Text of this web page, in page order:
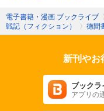
電子書籍・漫画 ブックライブ 〉
戦記（フィクション）
〉 徳間
新刊やお
ブックラ
アプリの